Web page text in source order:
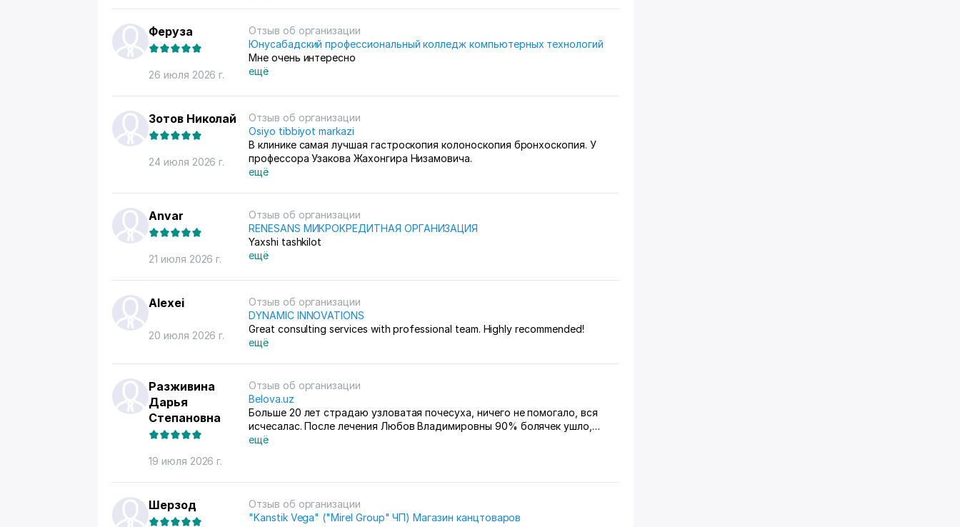
продажами следим через приложение, оно очень помогает все
контролировать, да и удобное само по себе
Феруза
26 июля 2026 г.
Отзыв об организации
Юнусабадский профессиональный колледж компьютерных технологий
Мне очень интересно
ещё
Зотов Николай
24 июля 2026 г.
Отзыв об организации
Osiyo tibbiyot markazi
В клинике самая лучшая гастроскопия колоноскопия бронхоскопия. У
профессора Узакова Жахонгира Низамовича.
ещё
Anvar
21 июля 2026 г.
Отзыв об организации
RENESANS МИКРОКРЕДИТНАЯ ОРГАНИЗАЦИЯ
Yaxshi tashkilot
ещё
Alexei
20 июля 2026 г.
Отзыв об организации
DYNAMIC INNOVATIONS
Great consulting services with professional team. Highly recommended!
ещё
Разживина
Дарья
Степановна
19 июля 2026 г.
Отзыв об организации
Belova.uz
Больше 20 лет страдаю узловатая почесуха, ничего не помогало, вся
исчесалас. После лечения Любов Владимировны 90% болячек ушло,
сейчас долечиваюсь.
ещё
Шерзод
Отзыв об организации
"Kanstik Vega" ("Mirel Group" ЧП) Магазин канцтоваров